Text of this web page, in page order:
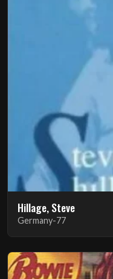
Hillage, Steve
Germany-77